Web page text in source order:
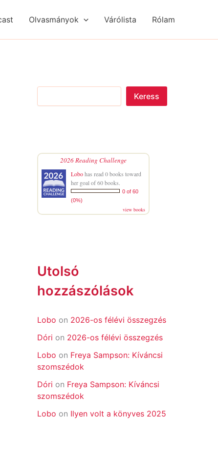
Olvasmányok Várólista Rólam
a
Keress
2026 Reading Challenge
Lobohas read 0 books toward
her goal of 60 books.
0 of 60
(0%)
view books
Utolsó
hozzászólások
Lobo on 2026-os félévi összegzés
Dóri on 2026-os félévi összegzés
Lobo on Freya Sampson: Kíváncsi
szomszédok
Dóri on Freya Sampson: Kíváncsi
szomszédok
Lobo on Ilyen volt a könyves 2025
g
g